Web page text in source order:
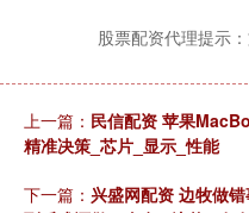
股票配资代理提示
上一篇： 民信配资 苹果
精准决策_芯片_显示_性能
下一篇： 兴盛网配资 边牧做